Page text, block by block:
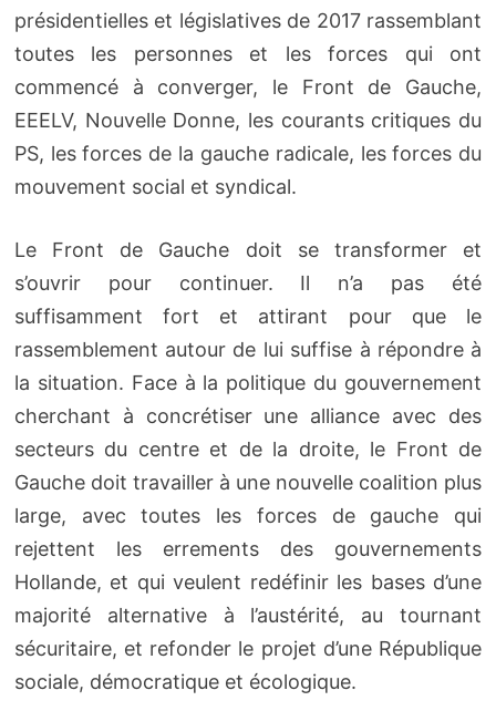
présidentielles et législatives de 2017 rassemblant
toutes les personnes et les forces qui ont
commencé à converger, le Front de Gauche,
EEELV, Nouvelle Donne, les courants critiques du
PS, les forces de la gauche radicale, les forces du
mouvement social et syndical.
Le Front de Gauche doit se transformer et
s’ouvrir pour continuer. Il n’a pas été
suffisamment fort et attirant pour que le
rassemblement autour de lui suffise à répondre à
la situation. Face à la politique du gouvernement
cherchant à concrétiser une alliance avec des
secteurs du centre et de la droite, le Front de
Gauche doit travailler à une nouvelle coalition plus
large, avec toutes les forces de gauche qui
rejettent les errements des gouvernements
Hollande, et qui veulent redéfinir les bases d’une
majorité alternative à l’austérité, au tournant
sécuritaire, et refonder le projet d’une République
sociale, démocratique et écologique.